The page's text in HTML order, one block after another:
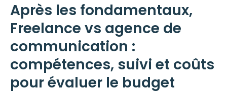
Après les fondamentaux,
Freelance vs agence de
communication :
compétences, suivi et coûts
pour évaluer le budget